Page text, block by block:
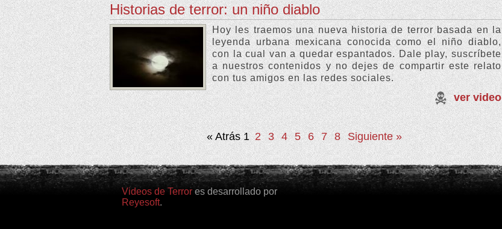
Historias de terror: un niño diablo
Hoy les traemos una nueva historia de terror basada en la
leyenda urbana mexicana conocida como el niño diablo,
con la cual van a quedar espantados. Dale play, suscríbete
a nuestros contenidos y no dejes de compartir este relato
con tus amigos en las redes sociales.
ver video
« Atrás 1 2 3 4 5 6 7 8 Siguiente »
Videos de Terrores desarrollado por
Reyesoft.